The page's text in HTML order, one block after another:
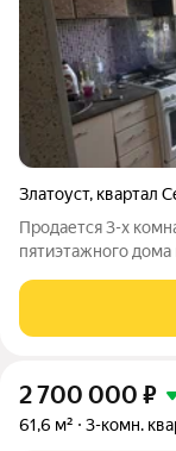
Златоуст, квартал
Продается 3-х
пятиэтажного
Кухня в кафеле ,
продажи в квартире
2 700 000 ₽
61,6 м² 3-комн.